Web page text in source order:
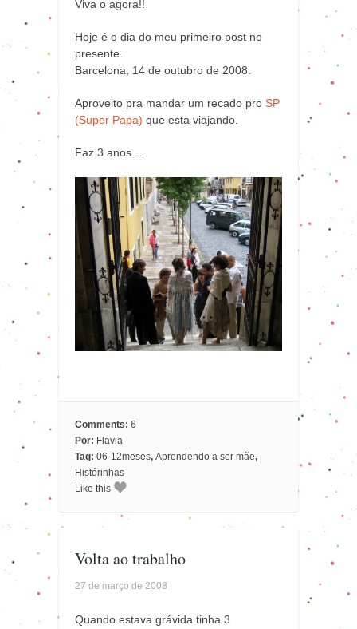
Viva o agora!!
Hoje é o dia do meu primeiro post no
presente.
Barcelona, 14 de outubro de 2008.
Aproveito pra mandar um recado pro SP
(Super Papa) que esta viajando.
Faz 3 anos…
Comments: 6
Por: Flavia
Tag: 06-12meses, Aprendendo a ser mãe,
Histórinhas
Like this
Volta ao trabalho
27 de março de 2008
Quando estava grávida tinha 3